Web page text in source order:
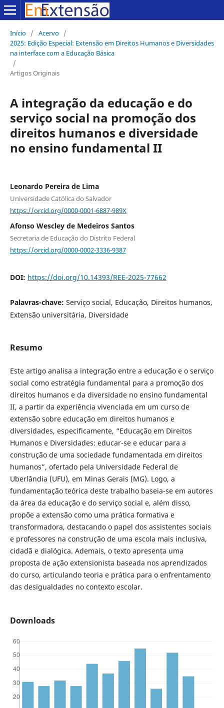
Início / Acervo /
2025: Edição Especial: Extensão em Direitos Humanos e Diversidades
na interface com a Educação Básica
/
Artigos Originais
A integração da educação e do
serviço social na promoção dos
direitos humanos e diversidade
no ensino fundamental II
Leonardo Pereira de Lima
Universidade Católica do Salvador
https://orcid.org/0000-0001-6887-989X
Afonso Wescley de Medeiros Santos
Secretaria de Educação do Distrito Federal
https://orcid.org/0000-0002-3336-9387
DOI: https://doi.org/10.14393/REE-2025-77662
Palavras-chave: Serviço social, Educação, Direitos humanos,
Extensão universitária, Diversidade
Resumo
Este artigo analisa a integração entre a educação e o serviço
social como estratégia fundamental para a promoção dos
direitos humanos e da diversidade no ensino fundamental
II, a partir da experiência vivenciada em um curso de
extensão sobre educação em direitos humanos e
diversidades, especificamente, “Educação em Direitos
Humanos e Diversidades: educar-se e educar para a
construção de uma sociedade fundamentada em direitos
humanos”, ofertado pela Universidade Federal de
Uberlândia (UFU), em Minas Gerais (MG). Logo, a
fundamentação teórica deste trabalho baseia-se em autores
da área da educação e do serviço social e, além disso,
propõe a extensão como uma prática formativa e
transformadora, destacando o papel dos assistentes sociais
e professores na construção de uma escola mais inclusiva,
cidadã e dialógica. Ademais, o texto apresenta uma
proposta de ação extensionista baseada nos aprendizados
do curso, articulando teoria e prática para o enfrentamento
das desigualdades no contexto escolar.
Downloads